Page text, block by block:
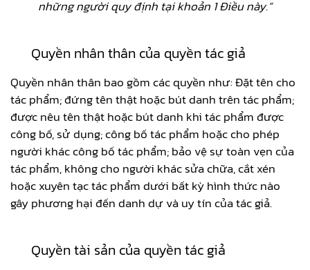
những người quy định tại khoản 1 Điều này.”
Quyền nhân thân của quyền tác giả
Quyền nhân thân bao gồm các quyền như: Đặt tên cho
tác phẩm; đứng tên thật hoặc bút danh trên tác phẩm;
được nêu tên thật hoặc bút danh khi tác phẩm được
công bố, sử dụng; công bố tác phẩm hoặc cho phép
người khác công bố tác phẩm; bảo vệ sự toàn vẹn của
tác phẩm, không cho người khác sửa chữa, cắt xén
hoặc xuyên tạc tác phẩm dưới bất kỳ hình thức nào
gây phương hại đến danh dự và uy tín của tác giả.
Quyền tài sản của quyền tác giả